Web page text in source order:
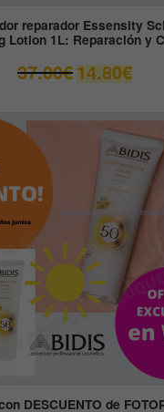
reparador Essensity
Lotion 1L: Reparación y
37.00€ El
precio
era:
37.00€.
14.80€El
precio
es:
DESCUENTO de